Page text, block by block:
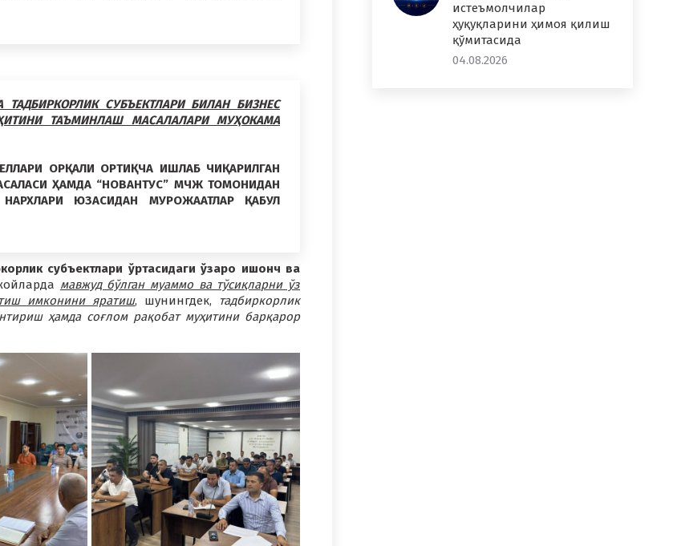
ТАДБИРКОРЛИК СУБЪЕКТЛАРИ БИЛАН БИЗНЕС
ТАЪМИНЛАШ МАСАЛАЛАРИ МУҲОКАМА
ОРҚАЛИ ОРТИҚЧА ИШЛАБ ЧИҚАРИЛГАН
ҲАМДА “НОВАНТУС” МЧЖ ТОМОНИДАН
ЮЗАСИДАН МУРОЖААТЛАР ҚАБУЛ
субъектлари ўртасидаги ўзаро ишонч ва
мавжуд бўлган муаммо ва тўсиқларни ўз
имконини яратиш, шунингдек,
тадбиркорлик
ҳамда соғлом рақобат муҳитини барқарор
истеъмолчилар
ҳуқуқларини ҳимоя қилиш
қўмитасида
04.08.2026